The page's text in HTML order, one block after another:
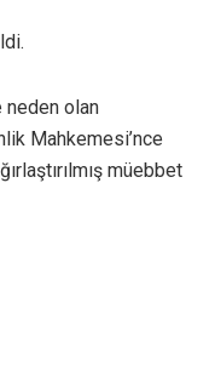
neden olan
Mahkemesi’nce
müebbet